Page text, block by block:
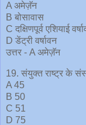
A अमेज़ॅन
B बोसावास
C दक्षिणपूर्व एशियाई
D डेंट्री वर्षावन
उत्तर - A अमेज़ॅन
19. संयुक्त राष्ट्र के
A 45
B 50
C 51
D 75